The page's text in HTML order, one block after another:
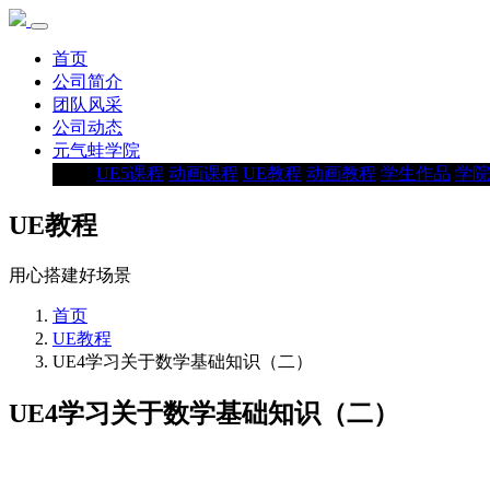
首页
公司简介
团队风采
公司动态
元气蛙学院
UE5课程 动画课程 UE教程 动画教程 学生作品 学
UE教程
用心搭建好场景
首页
UE教程
UE4学习关于数学基础知识（二）
UE4学习关于数学基础知识（二）